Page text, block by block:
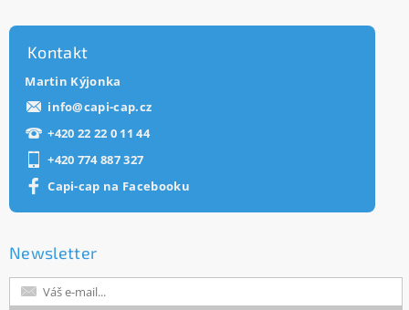
Kontakt
Martin Kýjonka
info@capi-cap.cz
+420 22 22 0 11 44
+420 774 887 327
Capi-cap na Facebooku
Newsletter